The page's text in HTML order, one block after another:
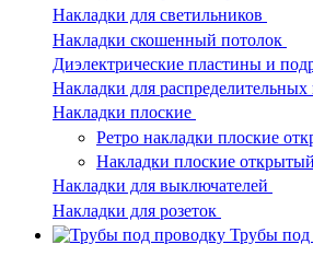
Накладки для светильников
Накладки скошенный потолок
Диэлектрические пластины и
Накладки для распределительных
Накладки плоские
Ретро накладки плоские
Накладки плоские
Накладки для выключателей
Накладки для розеток
Трубы под